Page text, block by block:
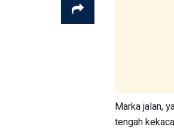
Marka jalan,
tengah